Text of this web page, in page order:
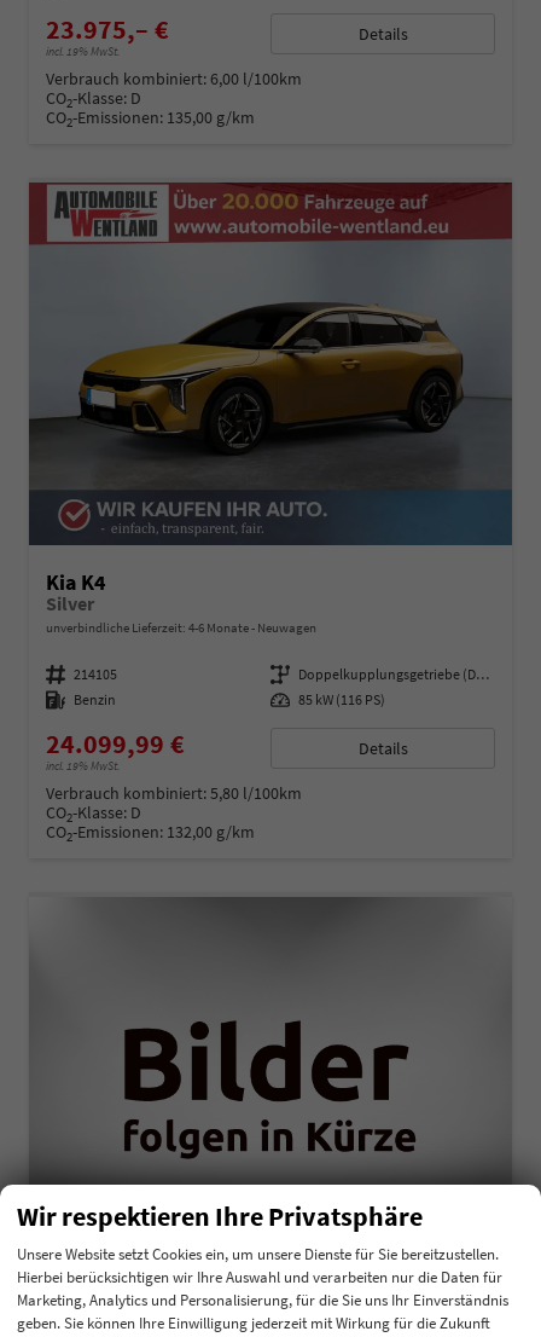
23.975,– €
incl. 19% MwSt.
Details
Verbrauch kombiniert:6,00 l/100km
CO2-Klasse: D
CO2-Emissionen: 135,00 g/km
Kia K4
Silver
unverbindliche Lieferzeit: 4-6 Monate Neuwagen
Fahrzeugnummer 214105 Getriebe
Doppelkupplungsgetriebe (DSG)
Kraftstoff Benzin Leistung 85 kW (116 PS)
24.099,99 €
incl. 19% MwSt.
Details
Verbrauch kombiniert:5,80 l/100km
CO2-Klasse: D
CO2-Emissionen: 132,00 g/km
Kia K4
Comfort 1,0 T-GDI MHEV 48V DCT7 85KW
Wir respektieren Ihre Privatsphäre
Unsere Website setzt Cookies ein, um unsere Dienste für Sie bereitzustellen.
Hierbei berücksichtigen wir Ihre Auswahl und verarbeiten nur die Daten für
Marketing, Analytics und Personalisierung, für die Sie uns Ihr Einverständnis
geben. Sie können Ihre Einwilligung jederzeit mit Wirkung für die Zukunft